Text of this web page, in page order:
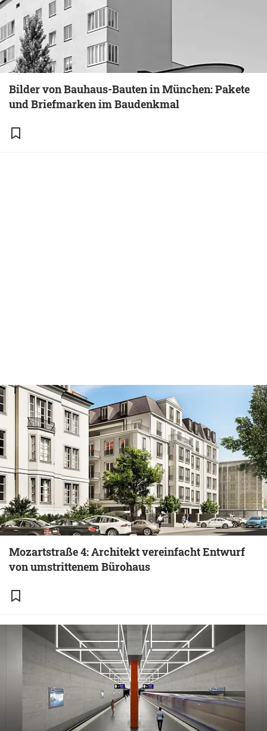
Bilder von Bauhaus-Bauten in München: Pakete
und Briefmarken im Baudenkmal
Mozartstraße 4: Architekt vereinfacht Entwurf
von umstrittenem Bürohaus